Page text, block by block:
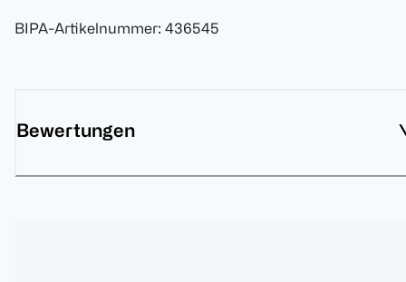
BIPA-Artikelnummer: 436545
Bewertungen